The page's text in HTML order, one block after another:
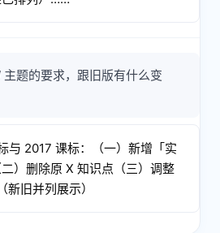
题的要求，跟旧版有什么变
与 2017 课标：（一）新增「实
）删除原 X 知识点（三）调整
旧并列展示）